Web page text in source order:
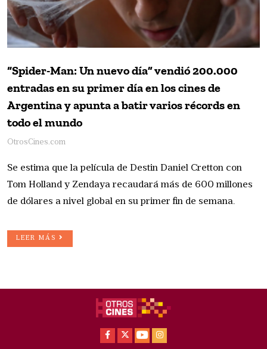
“Spider-Man: Un nuevo día” vendió 200.000
entradas en su primer día en los cines de
Argentina y apunta a batir varios récords en
todo el mundo
OtrosCines.com
Se estima que la película de Destin Daniel Cretton con
Tom Holland y Zendaya recaudará más de 600 millones
de dólares a nivel global en su primer fin de semana.
LEER MÁS
Facebook
X YoutubeInstagram